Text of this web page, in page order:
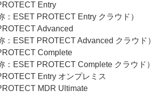
Entry
：ESET PROTECT Entry クラウド）
Advanced
：ESET PROTECT Advanced クラウド）
Complete
：ESET PROTECT Complete クラウド）
Entry オンプレミス
MDR Ultimate